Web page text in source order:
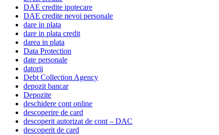
DAE credite ipotecare
DAE credite nevoi personale
dare in plata
dare in plata credit
darea in plata
Data Protection
date personale
datorii
Debt Collection Agency
depozit bancar
Depozite
deschidere cont online
descoperire de card
descoperit autorizat de cont – DAC
descoperit de card